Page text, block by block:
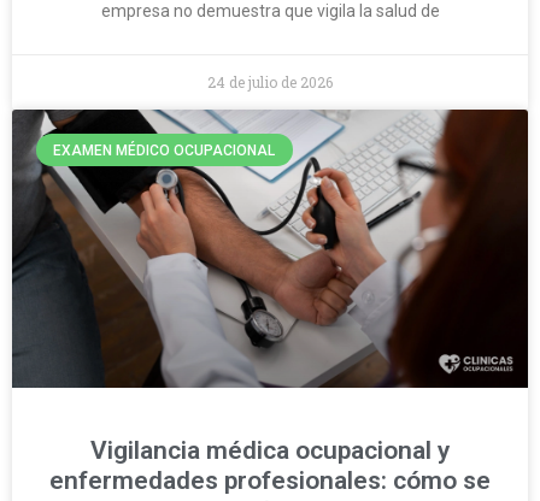
empresa no demuestra que vigila la salud de
24 de julio de 2026
EXAMEN MÉDICO OCUPACIONAL
Vigilancia médica ocupacional y
enfermedades profesionales: cómo se